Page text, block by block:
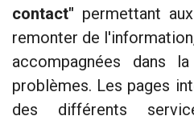
contact" permettant
remonter de
accompagnées dans
problèmes. Les pages
des différents